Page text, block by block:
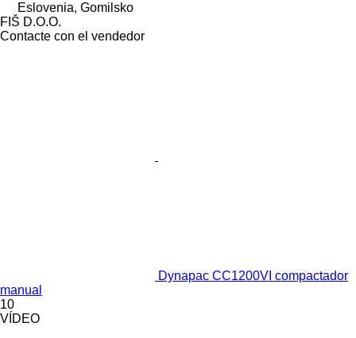
Eslovenia, Gomilsko
FIŠ D.O.O.
Contacte con el vendedor
Dynapac CC1200VI compactador
manual
10
VÍDEO